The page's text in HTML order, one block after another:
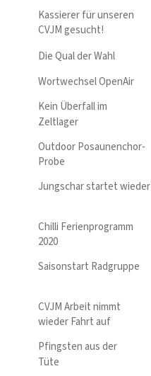
Kassierer für unseren
CVJM gesucht!
Die Qual der Wahl
Wortwechsel OpenAir
Kein Überfall im
Zeltlager
Outdoor Posaunenchor-
Probe
Jungschar startet wieder
Chilli Ferienprogramm
2020
Saisonstart Radgruppe
CVJM Arbeit nimmt
wieder Fahrt auf
Pfingsten aus der
Tüte